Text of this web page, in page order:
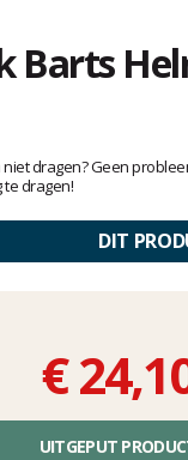
Barts
dragen? Geen
te dragen!
DIT
€
UITGEPUT